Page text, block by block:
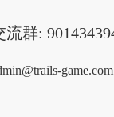
流群:
game.com